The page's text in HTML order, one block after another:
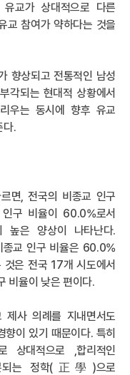
교가 상대적으로 다른
교 참여가 약하다는 것을
향상되고 전통적인 남성
각되는 현대적 상황에서
우는 동시에 향후 유교
다.
면, 전국의 비종교 인구
구 비율이 60.0%로서
높은 양상이 나타난다.
교 인구 비율은 60.0%
은 전국 17개 시도에서
비율이 낮은 편이다.
제사 의례를 지내면서도
이 있기 때문이다. 특히
상대적으로 ,합리적인
되는 정학(正學)으로